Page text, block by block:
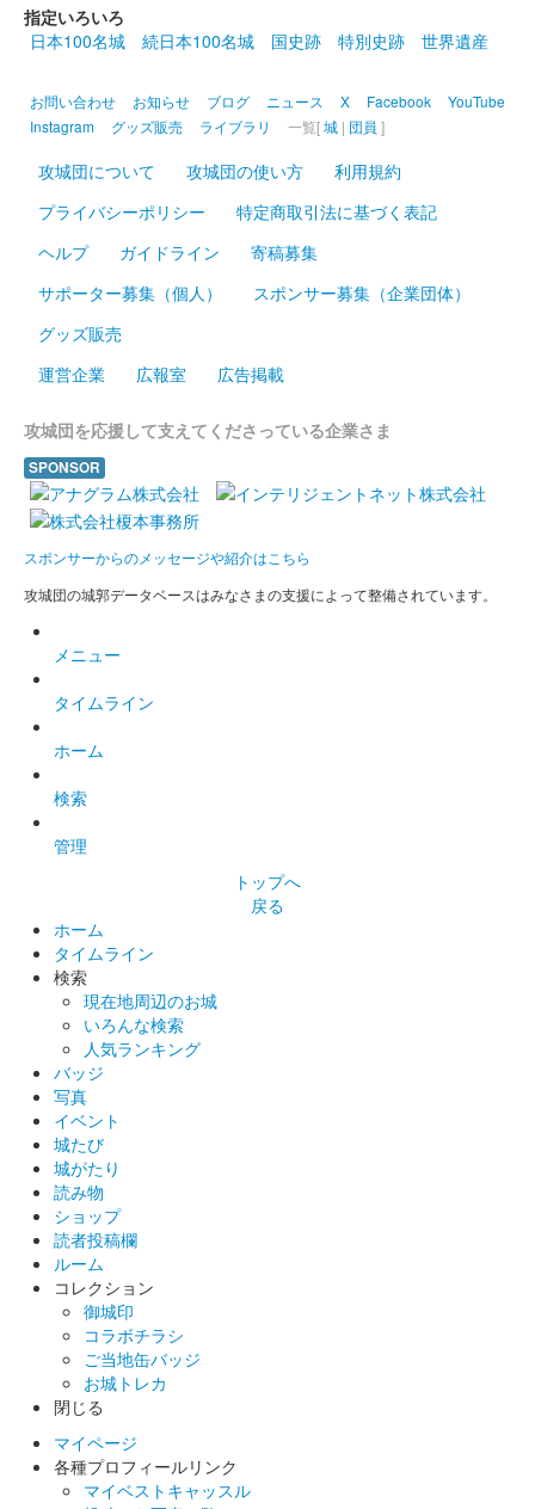
指定いろいろ
日本100名城
続日本100名城 国史跡 特別史跡 世界遺産
お問い合わせ お知らせ ブログ ニュース X Facebook
YouTube
Instagram
グッズ販売 ライブラリ 一覧[城 | 団員 ]
攻城団について 攻城団の使い方
利用規約
プライバシーポリシー
特定商取引法に基づく表記
ヘルプ
ガイドライン
寄稿募集
サポーター募集（個人）
スポンサー募集（企業団体）
グッズ販売
運営企業
広報室 広告掲載
攻城団を応援して支えてくださっている企業さま
SPONSOR
スポンサーからのメッセージや紹介はこちら
攻城団の城郭データベースはみなさまの支援によって整備されています。
メニュー
タイムライン
ホーム
検索
管理
トップへ
戻る
ホーム
タイムライン
検索
現在地周辺のお城
いろんな検索
人気ランキング
バッジ
写真
イベント
城たび
城がたり
読み物
ショップ
読者投稿欄
ルーム
コレクション
御城印
コラボチラシ
ご当地缶バッジ
お城トレカ
閉じる
マイページ
各種プロフィールリンク
マイベストキャッスル